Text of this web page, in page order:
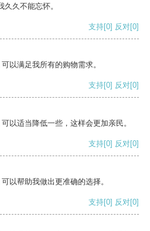
久不能忘怀。
支持[0] 反对[0]
以满足我所有的购物需求。
支持[0] 反对[0]
以适当降低一些，这样会更加亲民。
支持[0] 反对[0]
以帮助我做出更准确的选择。
支持[0] 反对[0]